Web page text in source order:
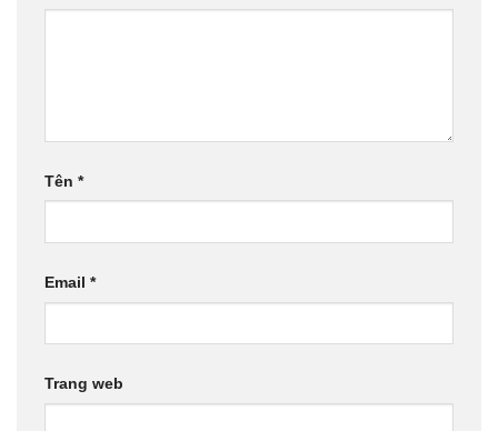
Tên *
Email *
Trang web